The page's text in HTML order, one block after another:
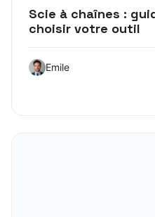
Scie à chaînes :
choisir votre outil
Emile